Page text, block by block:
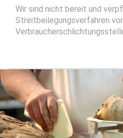
Wir sind nicht bereit und
Streitbeilegungsverfahren